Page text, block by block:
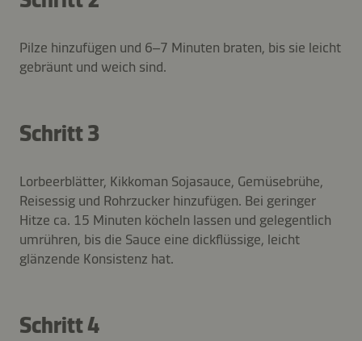
Pilze hinzufügen und 6–7 Minuten braten, bis sie leicht
gebräunt und weich sind.
Schritt 3
Lorbeerblätter, Kikkoman Sojasauce, Gemüsebrühe,
Reisessig und Rohrzucker hinzufügen. Bei geringer
Hitze ca. 15 Minuten köcheln lassen und gelegentlich
umrühren, bis die Sauce eine dickflüssige, leicht
glänzende Konsistenz hat.
Schritt 4